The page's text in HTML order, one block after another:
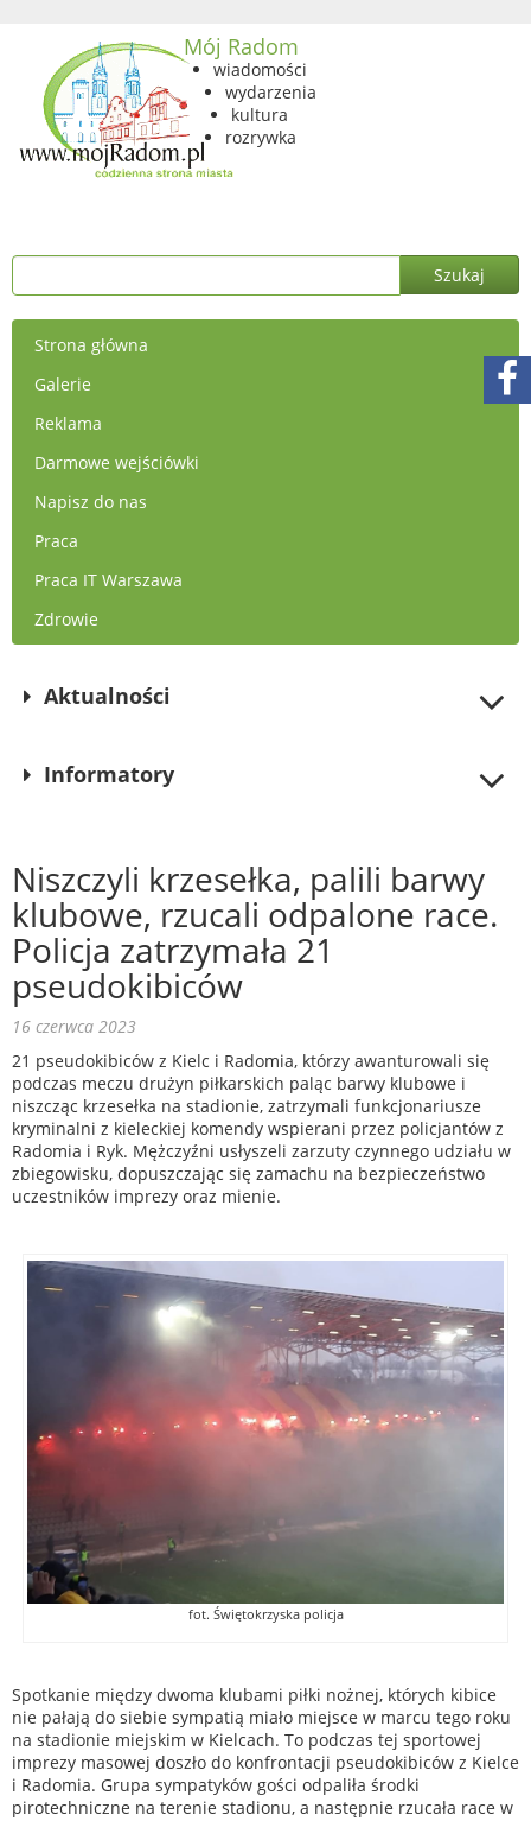
Mój Radom
wiadomości
wydarzenia
kultura
rozrywka
Strona główna
Galerie
Reklama
Darmowe wejściówki
Napisz do nas
Praca
Praca IT Warszawa
Zdrowie
Aktualności
Informatory
Niszczyli krzesełka, palili barwy
klubowe, rzucali odpalone race.
Policja zatrzymała 21
pseudokibiców
16 czerwca 2023
21 pseudokibiców z Kielc i Radomia, którzy awanturowali się
podczas meczu drużyn piłkarskich paląc barwy klubowe i
niszcząc krzesełka na stadionie, zatrzymali funkcjonariusze
kryminalni z kieleckiej komendy wspierani przez policjantów z
Radomia i Ryk. Mężczyźni usłyszeli zarzuty czynnego udziału w
zbiegowisku, dopuszczając się zamachu na bezpieczeństwo
uczestników imprezy oraz mienie.
fot. Świętokrzyska policja
Spotkanie między dwoma klubami piłki nożnej, których kibice
nie pałają do siebie sympatią miało miejsce w marcu tego roku
na stadionie miejskim w Kielcach. To podczas tej sportowej
imprezy masowej doszło do konfrontacji pseudokibiców z Kielce
i Radomia. Grupa sympatyków gości odpaliła środki
pirotechniczne na terenie stadionu, a następnie rzucała race w